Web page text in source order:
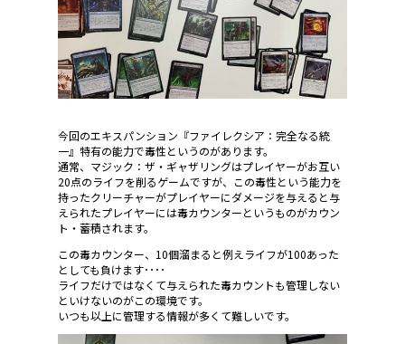
今回のエキスパンション『ファイレクシア：完全なる統
一』特有の能力で毒性というのがあります。
通常、マジック：ザ・ギャザリングはプレイヤーがお互い
20点のライフを削るゲームですが、この毒性という能力を
持ったクリーチャーがプレイヤーにダメージを与えると与
えられたプレイヤーには毒カウンターというものがカウン
ト・蓄積されます。
この毒カウンター、10個溜まると例えライフが100あった
としても負けます････
ライフだけではなくて与えられた毒カウントも管理しない
といけないのがこの環境です。
いつも以上に管理する情報が多くて難しいです。